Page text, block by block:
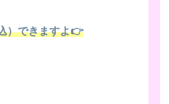
）できますよ👉